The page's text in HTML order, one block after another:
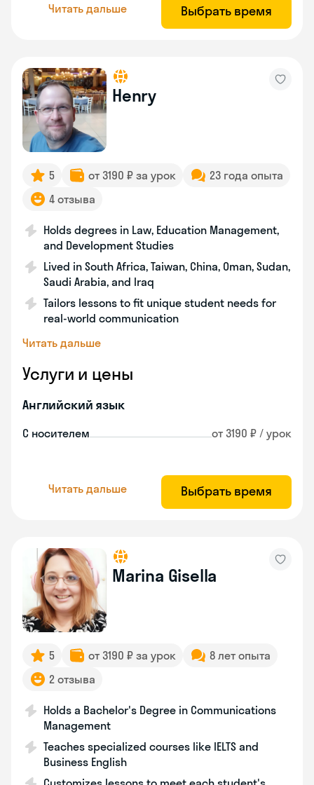
Читать дальше Выбрать время
Henry
5 от 3190 ₽ за урок
23 года опыта
4 отзыва
Holds degrees in Law, Education Management,
and Development Studies
Lived in South Africa, Taiwan, China, Oman, Sudan,
Saudi Arabia, and Iraq
Tailors lessons to fit unique student needs for
real-world communication
Читать дальше
Услуги и цены
Английский язык
С носителем от 3190 ₽ / урок
Читать дальше Выбрать время
Marina Gisella
5 от 3190 ₽ за урок
8 лет опыта
2 отзыва
Holds a Bachelor's Degree in Communications
Management
Teaches specialized courses like IELTS and
Business English